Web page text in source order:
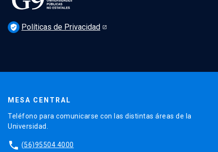
verified_user Políticas de Privacidad
MESA CENTRAL
Teléfono para comunicarse con las distintas áreas de la
Universidad.
phone (56)95504 4000